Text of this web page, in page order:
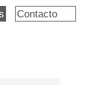
Contacto